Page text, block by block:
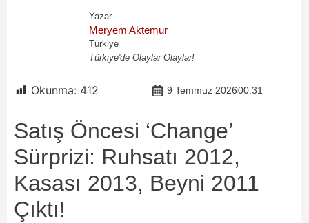
Yazar
Meryem Aktemur
Türkiye
Türkiye'de Olaylar Olaylar!
Okunma: 412 9 Temmuz 202600:31
Satış Öncesi ‘Change’
Sürprizi: Ruhsatı 2012,
Kasası 2013, Beyni 2011
Çıktı!